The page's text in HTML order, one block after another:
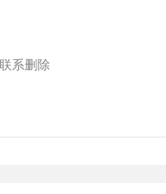
系删除